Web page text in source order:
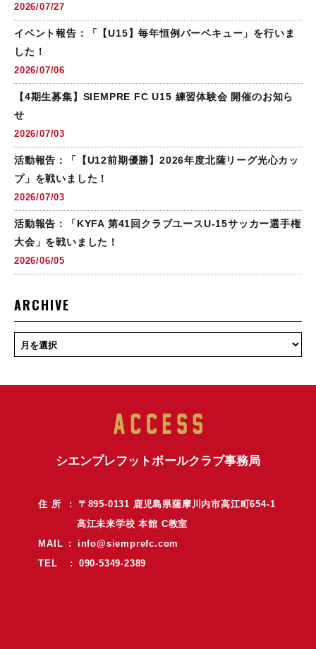
2026/07/27
イベント報告：「【U15】毎年恒例バーベキュー」を行いま
した！
2026/07/06
【4期生募集】SIEMPRE FC U15 練習体験会 開催のお知ら
せ
2026/07/03
活動報告：「【U12前期優勝】2026年度北薩リーグ光心カッ
プ」を戦いました！
2026/07/03
活動報告：「KYFA 第41回クラブユースU-15サッカー選手権
大会」を戦いました！
2026/06/05
ARCHIVE
シエンプレフットボールクラブ事務局
住 所 : 〒895-0131 鹿児島県薩摩川内市高江町654-1
高江未来学校 本館 C教室
MAIL : info@siemprefc.com
TEL : 090-5349-2389